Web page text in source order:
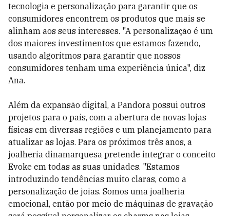
tecnologia e personalização para garantir que os
consumidores encontrem os produtos que mais se
alinham aos seus interesses. "A personalização é um
dos maiores investimentos que estamos fazendo,
usando algoritmos para garantir que nossos
consumidores tenham uma experiência única", diz
Ana.
Além da expansão digital, a Pandora possui outros
projetos para o país, com a abertura de novas lojas
físicas em diversas regiões e um planejamento para
atualizar as lojas. Para os próximos três anos, a
joalheria dinamarquesa pretende integrar o conceito
Evoke em todas as suas unidades. "Estamos
introduzindo tendências muito claras, como a
personalização de joias. Somos uma joalheria
emocional, então por meio de máquinas de gravação